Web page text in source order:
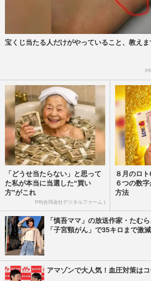
宝くじ当たる人だけがやっていること、教えま
「どうせ当たらない」と思って
た私が本当に当選した“買い
方”がこれ
PR(合同会社デジタルファーム )
８月のロ
６つの数
方法
「慎吾ママ」の放送作家・たむ
「子宮頸がん」で35キロまで激
アマゾンで大人気！血圧対策は